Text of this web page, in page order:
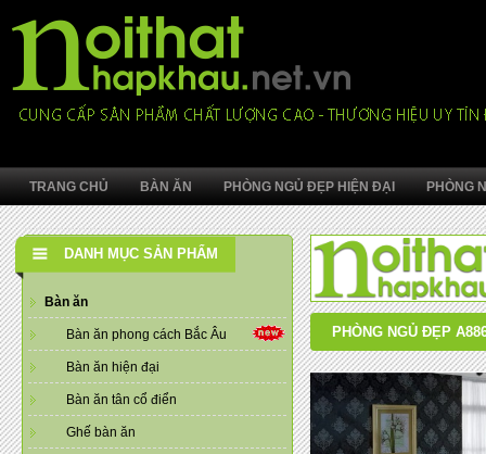
TRANG CHỦ BÀN ĂN PHÒNG NGỦ ĐẸP HIỆN ĐẠI PHÒNG
DANH MỤC SẢN PHẨM
Bàn ăn
Bàn ăn phong cách Bắc Âu
Bàn ăn hiện đại
Bàn ăn tân cổ điển
Ghế bàn ăn
PHÒNG NGỦ ĐẸP